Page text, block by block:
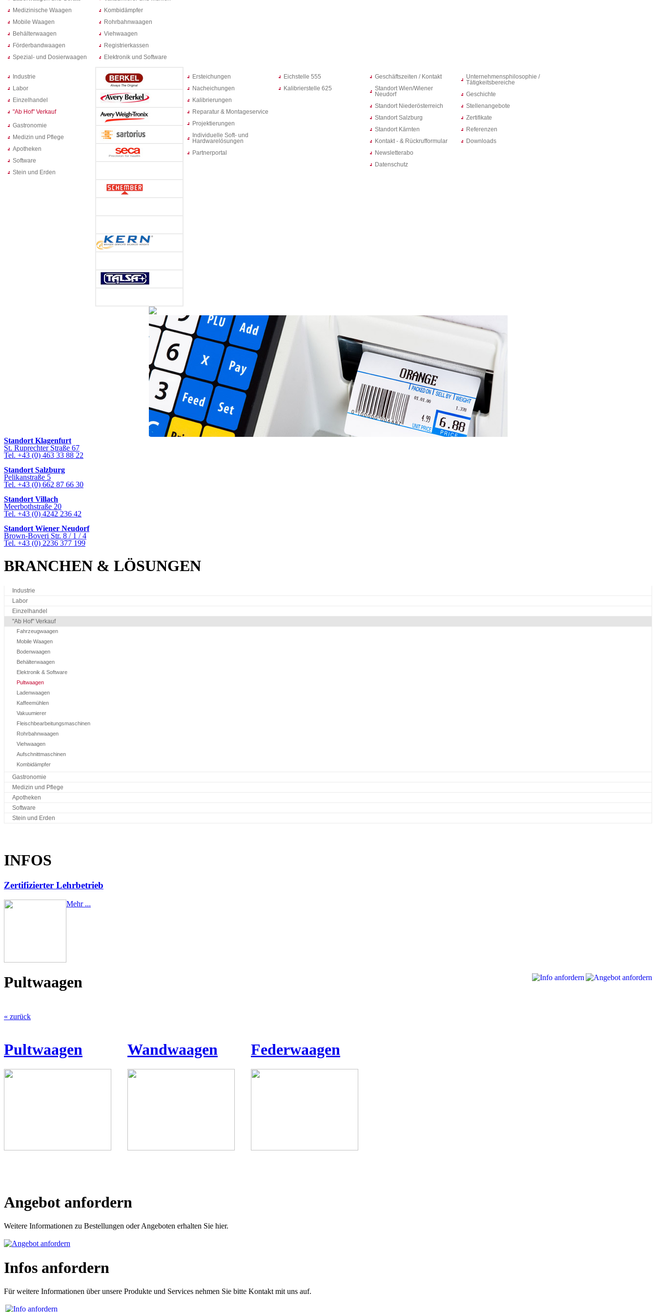
Medizinische Waagen
Mobile Waagen
Behälterwaagen
Förderbandwaagen
Spezial- und Dosierwaagen
Kombidämpfer
Rohrbahnwaagen
Viehwaagen
Registrierkassen
Elektronik und Software
Industrie
Labor
Einzelhandel
"Ab Hof" Verkauf
Gastronomie
Medizin und Pflege
Apotheken
Software
Stein und Erden
Ersteichungen
Nacheichungen
Kalibrierungen
Reparatur & Montageservice
Projektierungen
Individuelle Soft- und
Hardwarelösungen
Partnerportal
Eichstelle 555
Kalibrierstelle 625
Geschäftszeiten / Kontakt
Standort Wien/Wiener
Neudorf
Standort Niederösterreich
Standort Salzburg
Standort Kärnten
Kontakt - & Rückrufformular
Newsletterabo
Datenschutz
Unternehmensphilosophie /
Tätigkeitsbereiche
Geschichte
Stellenangebote
Zertifikate
Referenzen
Downloads
Standort Klagenfurt
St. Ruprechter Straße 67
Tel. +43 (0) 463 33 88 22
Standort Salzburg
Pelikanstraße 5
Tel. +43 (0) 662 87 66 30
Standort Villach
Meerbothstraße 20
Tel. +43 (0) 4242 236 42
Standort Wiener Neudorf
Brown-Boveri Str. 8 / 1 / 4
Tel. +43 (0) 2236 377 199
BRANCHEN & LÖSUNGEN
Industrie
Labor
Einzelhandel
"Ab Hof" Verkauf
Fahrzeugwaagen
Mobile Waagen
Bodenwaagen
Behälterwaagen
Elektronik & Software
Pultwaagen
Ladenwaagen
Kaffeemühlen
Vakuumierer
Fleischbearbeitungsmaschinen
Rohrbahnwaagen
Viehwaagen
Aufschnittmaschinen
Kombidämpfer
Gastronomie
Medizin und Pflege
Apotheken
Software
Stein und Erden
INFOS
Zertifizierter Lehrbetrieb
Mehr ...
Pultwaagen
« zurück
Pultwaagen Wandwaagen Federwaagen
Angebot anfordern
Weitere Informationen zu Bestellungen oder Angeboten erhalten Sie hier.
Infos anfordern
Für weitere Informationen über unsere Produkte und Services nehmen Sie bitte Kontakt mit uns auf.